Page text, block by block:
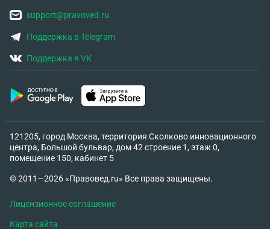
support@pravoved.ru
Поддержка в Telegram
Поддержка в VK
121205, город Москва, территория Сколково инновационного
центра, Большой бульвар, дом 42 строение 1, этаж 0,
помещение 150, кабинет 5
© 2011—2026 «Правовед.ru» Все права защищены.
Лицензионное соглашение
Карта сайта